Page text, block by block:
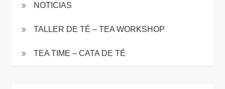
NOTICIAS
TALLER DE TÉ – TEA WORKSHOP
TEA TIME – CATA DE TÉ